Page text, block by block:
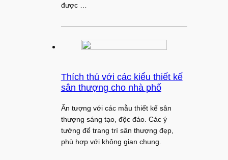
được …
Thích thú với các kiểu thiết kế
sân thượng cho nhà phố
Ấn tượng với các mẫu thiết kế sân
thượng sáng tạo, độc đáo. Các ý
tưởng để trang trí sân thượng đẹp,
phù hợp với không gian chung.